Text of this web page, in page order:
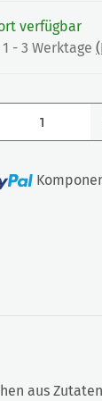
verfügbar
1 - 3 Werktage
aus